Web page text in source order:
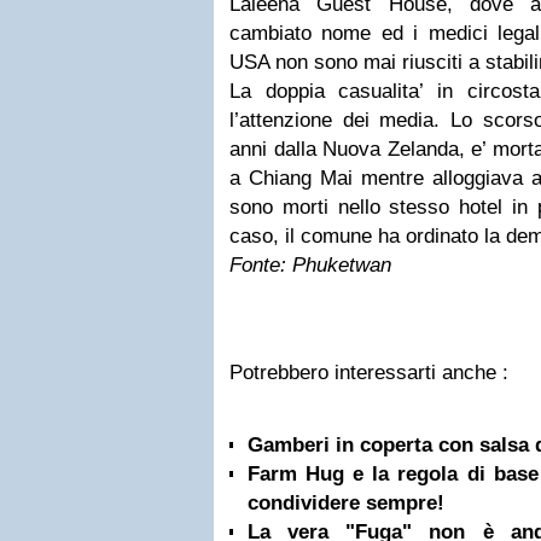
cambiato nome ed i medici
USA non sono mai riusciti a
La doppia casualita’ in
l’attenzione dei media. Lo
anni dalla Nuova Zelanda, e’
a Chiang Mai mentre alloggiava
sono morti nello stesso hotel in
caso, il comune ha ordinato la
Fonte: Phuketwan
Potrebbero interessarti anche :
Gamberi in coperta con salsa
Farm Hug e la regola di
condividere sempre!
La vera "Fuga" non è